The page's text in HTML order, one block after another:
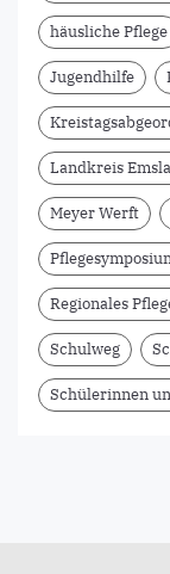
häusliche Pflege
Jugendhilfe
Landkreis
Meyer Werft
Regionales
Schulweg
Schülerinnen